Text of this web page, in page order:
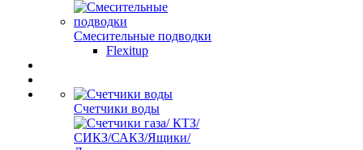
Смесительные подводки
Flexitup
Счетчики воды